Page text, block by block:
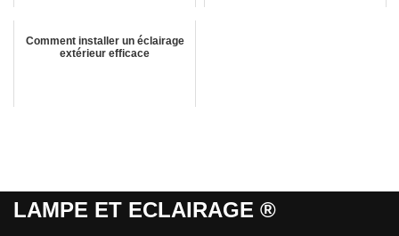
Comment installer un éclairage
extérieur efficace
LAMPE ET ECLAIRAGE ®